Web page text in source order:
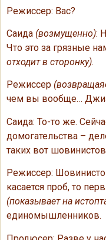
Режиссер: Вас?
Саида (возмущенно):
Что это за грязные
отходит в сторонку).
Режиссер
чем вы вообще…
Саида: То-то же.
домогательства –
таких вот
Режиссер:
касается проб, то
(показывает на
единомышленников.